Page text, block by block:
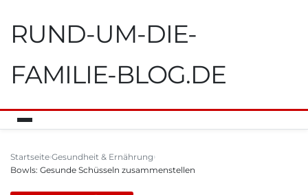
RUND-UM-DIE-
FAMILIE-BLOG.DE
Startseite Gesundheit & Ernährung
Bowls: Gesunde Schüsseln zusammenstellen